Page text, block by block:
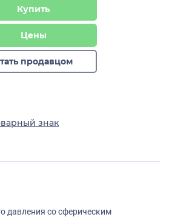
Купить
Цены
продавцом
знак
давления со сферическим